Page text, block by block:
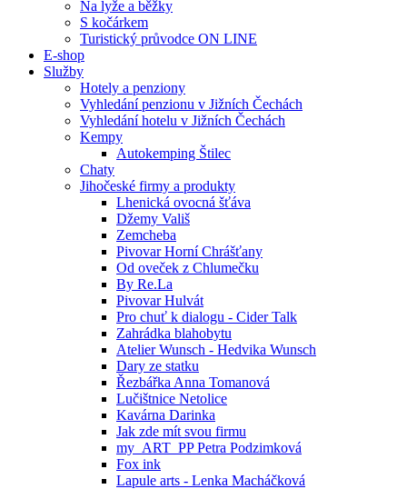
Na lyže a běžky
S kočárkem
Turistický průvodce ON LINE
E-shop
Služby
Hotely a penziony
Vyhledání penzionu v Jižních Čechách
Vyhledání hotelu v Jižních Čechách
Kempy
Autokemping Štilec
Chaty
Jihočeské firmy a produkty
Lhenická ovocná šťáva
Džemy Vališ
Zemcheba
Pivovar Horní Chrášťany
Od oveček z Chlumečku
By Re.La
Pivovar Hulvát
Pro chuť k dialogu - Cider Talk
Zahrádka blahobytu
Atelier Wunsch - Hedvika Wunsch
Dary ze statku
Řezbářka Anna Tomanová
Lučištnice Netolice
Kavárna Darinka
Jak zde mít svou firmu
my_ART_PP Petra Podzimková
Fox ink
Lapule arts - Lenka Macháčková